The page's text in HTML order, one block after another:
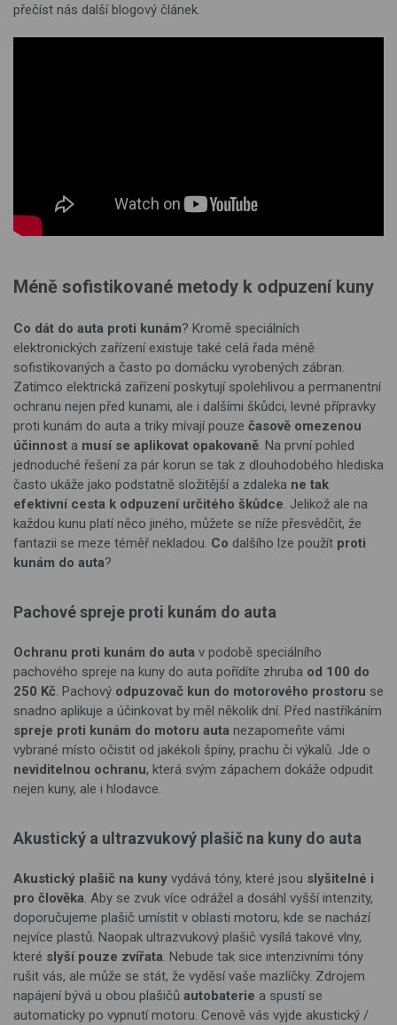
přečíst nás další blogový článek.
Méně sofistikované metody k odpuzení kuny
Co dát do auta proti kunám? Kromě speciálních
elektronických zařízení existuje také celá řada méně
sofistikovaných a často po domácku vyrobených zábran.
Zatímco elektrická zařízení poskytují spolehlivou a permanentní
ochranu nejen před kunami, ale i dalšími škůdci, levné přípravky
proti kunám do auta a triky mívají pouze časově omezenou
účinnost a musí se aplikovat opakovaně. Na první pohled
jednoduché řešení za pár korun se tak z dlouhodobého hlediska
často ukáže jako podstatně složitější a zdaleka ne tak
efektivní cesta k odpuzení určitého škůdce. Jelikož ale na
každou kunu platí něco jiného, můžete se níže přesvědčit, že
fantazii se meze téměř nekladou. Co dalšího lze použít proti
kunám do auta?
Pachové spreje proti kunám do auta
Ochranu proti kunám do auta v podobě speciálního
pachového spreje na kuny do auta pořídíte zhruba od 100 do
250 Kč. Pachový odpuzovač kun do motorového prostoru se
snadno aplikuje a účinkovat by měl několik dní. Před nastříkáním
spreje proti kunám do motoru auta nezapomeňte vámi
vybrané místo očistit od jakékoli špíny, prachu či výkalů. Jde o
neviditelnou ochranu, která svým zápachem dokáže odpudit
nejen kuny, ale i hlodavce.
Akustický a ultrazvukový plašič na kuny do auta
Akustický plašič na kuny vydává tóny, které jsou slyšitelné i
pro člověka. Aby se zvuk více odrážel a dosáhl vyšší intenzity,
doporučujeme plašič umístit v oblasti motoru, kde se nachází
nejvíce plastů. Naopak ultrazvukový plašič vysílá takové vlny,
které slyší pouze zvířata. Nebude tak sice intenzivními tóny
rušit vás, ale může se stát, že vyděsí vaše mazlíčky. Zdrojem
napájení bývá u obou plašičů autobaterie a spustí se
automaticky po vypnutí motoru. Cenově vás vyjde akustický /